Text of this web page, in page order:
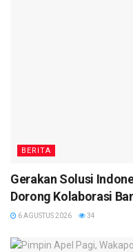
BERITA
Gerakan Solusi
Dorong Kolaborasi
6 AGUSTUS 2026 34